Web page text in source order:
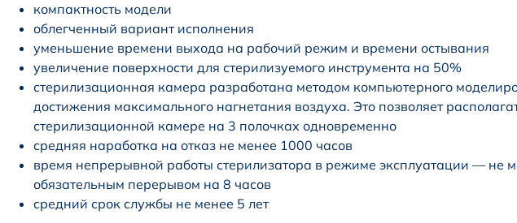
компактность модели
облегченный вариант исполнения
уменьшение времени выхода на рабочий режим и времени остывания
увеличение поверхности для стерилизуемого инструмента на 50%
стерилизационная камера разработана методом компьютерного
достижения максимального нагнетания воздуха. Это позволяет
стерилизационной камере на 3 полочках одновременно
средняя наработка на отказ не менее 1000 часов
время непрерывной работы стерилизатора в режиме эксплуатации — не
обязательным перерывом на 8 часов
средний срок службы не менее 5 лет